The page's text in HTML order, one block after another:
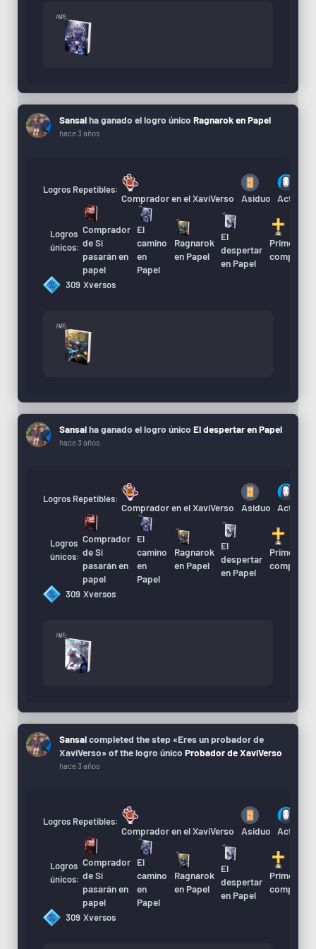
Sansalha ganado el logro únicoRagnarok en Papel
hace 3 años
309 Xversos
Logros Repetibles:
Comprador en el XaviVerso Asiduo
Logros
únicos:
Comprador
de Sí
pasarán en
papel
El
camino
en
Papel
Ragnarok
en Papel
El
despertar
en Papel
Primera
compra
Sansalha ganado el logro únicoEl despertar en Papel
hace 3 años
309 Xversos
Logros Repetibles:
Comprador en el XaviVerso Asiduo
Logros
únicos:
Comprador
de Sí
pasarán en
papel
El
camino
en
Papel
Ragnarok
en Papel
El
despertar
en Papel
Primera
compra
Sansalcompleted the step «Eres un probador de
XaviVerso» of the logro únicoProbador de XaviVerso
hace 3 años
309 Xversos
Logros Repetibles:
Comprador en el XaviVerso Asiduo
Logros
únicos:
Comprador
de Sí
pasarán en
papel
El
camino
en
Papel
Ragnarok
en Papel
El
despertar
en Papel
Primera
compra